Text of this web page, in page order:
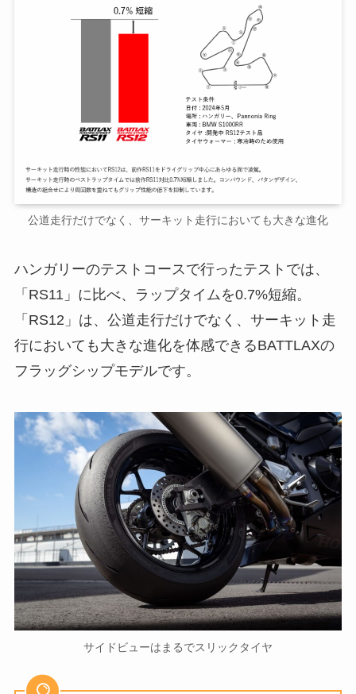
公道走行だけでなく、サーキット走行においても大きな進化
ハンガリーのテストコースで行ったテストでは、
「RS11」に比べ、ラップタイムを0.7%短縮。
「RS12」は、公道走行だけでなく、サーキット走
行においても大きな進化を体感できるBATTLAXの
フラッグシップモデルです。
サイドビューはまるでスリックタイヤ